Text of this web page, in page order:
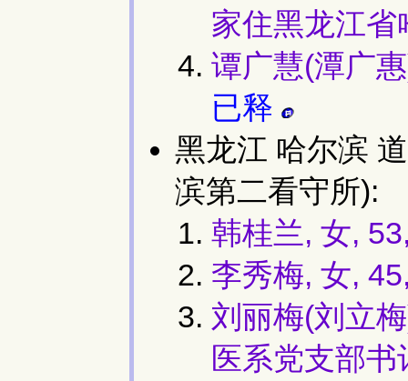
家住黑龙江
谭广慧(潭广
已释
黑龙江 哈尔滨
滨第二看守所):
韩桂兰, 女,
李秀梅, 女,
刘丽梅(刘立
医系党支部